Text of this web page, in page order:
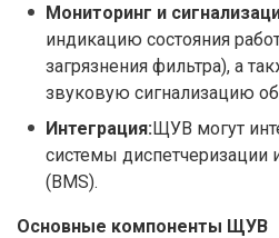
Мониторинг и
индикацию состояния
загрязнения фильтра), а
звуковую сигнализацию
Интеграция:ЩУВ могут
системы диспетчеризации
(BMS).
Основные компоненты ЩУВ